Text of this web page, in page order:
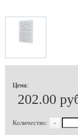
Цена:
202.00
Количество: -